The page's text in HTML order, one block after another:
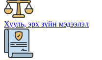
Хууль, эрх зүйн мэдээлэл